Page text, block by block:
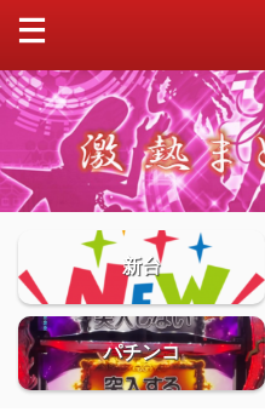
新台
パチンコ